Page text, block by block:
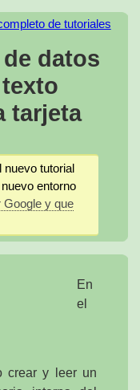
de tutoriales
datos
tarjeta
tutorial
entorno
Google y que
En
el
crear y leer un